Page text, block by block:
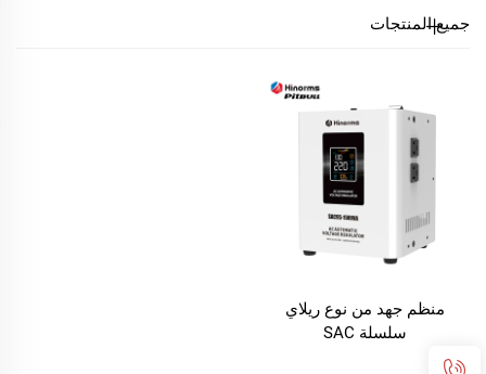
جميع المنتجات
منظم جهد من نوع ريلاي
سلسلة SAC